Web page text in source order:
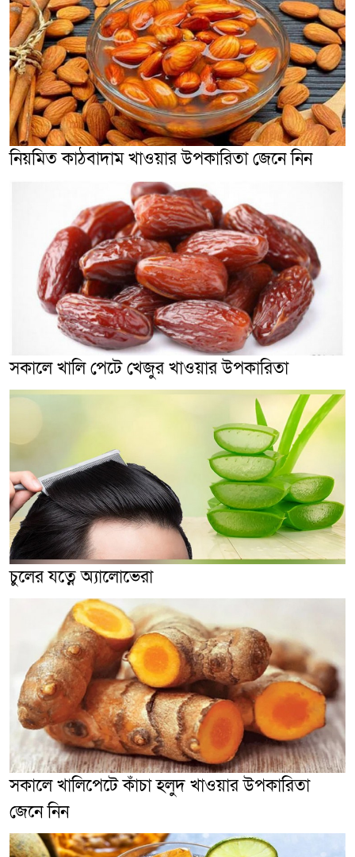
নিয়মিত কাঠবাদাম খাওয়ার উপকারিতা জেনে নিন
সকালে খালি পেটে খেজুর খাওয়ার উপকারিতা
চুলের যত্নে অ্যালোভেরা
সকালে খালিপেটে কাঁচা হলুদ খাওয়ার উপকারিতা
জেনে নিন